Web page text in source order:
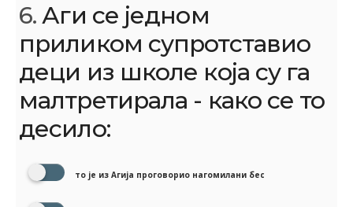
6.Аги се једном
приликом супротставио
деци из школе која су га
малтретирала - како се то
десило:
то је из Агија проговорио нагомилани бес